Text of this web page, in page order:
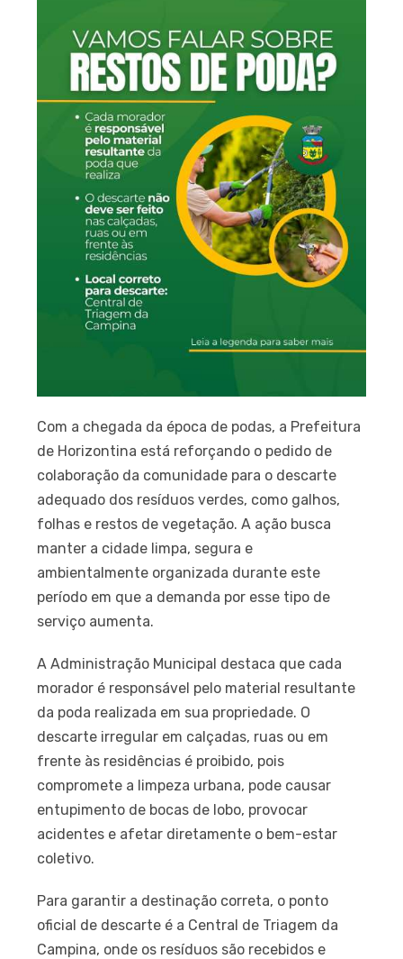
Com a chegada da época de podas, a Prefeitura
de Horizontina está reforçando o pedido de
colaboração da comunidade para o descarte
adequado dos resíduos verdes, como galhos,
folhas e restos de vegetação. A ação busca
manter a cidade limpa, segura e
ambientalmente organizada durante este
período em que a demanda por esse tipo de
serviço aumenta.
A Administração Municipal destaca que cada
morador é responsável pelo material resultante
da poda realizada em sua propriedade. O
descarte irregular em calçadas, ruas ou em
frente às residências é proibido, pois
compromete a limpeza urbana, pode causar
entupimento de bocas de lobo, provocar
acidentes e afetar diretamente o bem-estar
coletivo.
Para garantir a destinação correta, o ponto
oficial de descarte é a Central de Triagem da
Campina, onde os resíduos são recebidos e